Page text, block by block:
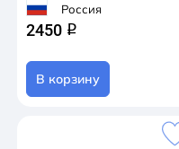
Россия
2450 q
В корзину